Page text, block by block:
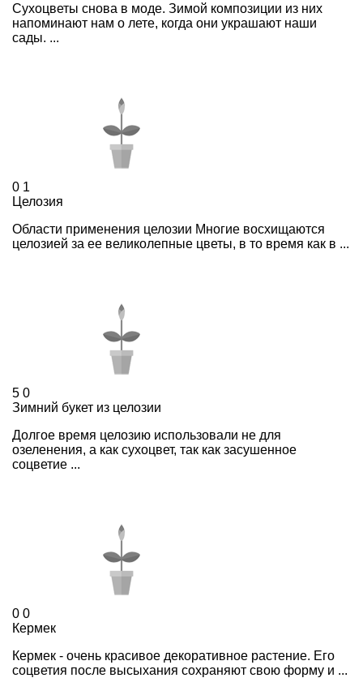
Сухоцветы снова в моде. Зимой композиции из них
напоминают нам о лете, когда они украшают наши
сады. ...
0 1
Целозия
Области применения целозии Многие восхищаются
целозией за ее великолепные цветы, в то время как в ...
5 0
Зимний букет из целозии
Долгое время целозию использовали не для
озеленения, а как сухоцвет, так как засушенное
соцветие ...
0 0
Кермек
Кермек - очень красивое декоративное растение. Его
соцветия после высыхания сохраняют свою форму и ...